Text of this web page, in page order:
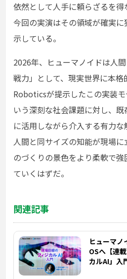
依然として人手に頼らざるを得
今回の実演はその領域が確実
示している。
2026年、ヒューマノイドは人
戦力」として、現実世界に本格
Roboticsが提示したこの実装
いう深刻な社会課題に対し、
に活用しながら介入する有力な
人間と同サイズの知能が現場
のづくりの景色をより柔軟で
ていくはずだ。
関連記事
ヒューマノ
OSへ【連
カルAI」入